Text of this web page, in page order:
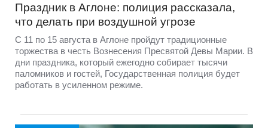
Праздник в Аглоне: полиция рассказала,
что делать при воздушной угрозе
С 11 по 15 августа в Аглоне пройдут традиционные
торжества в честь Вознесения Пресвятой Девы Марии. В
дни праздника, который ежегодно собирает тысячи
паломников и гостей, Государственная полиция будет
работать в усиленном режиме.